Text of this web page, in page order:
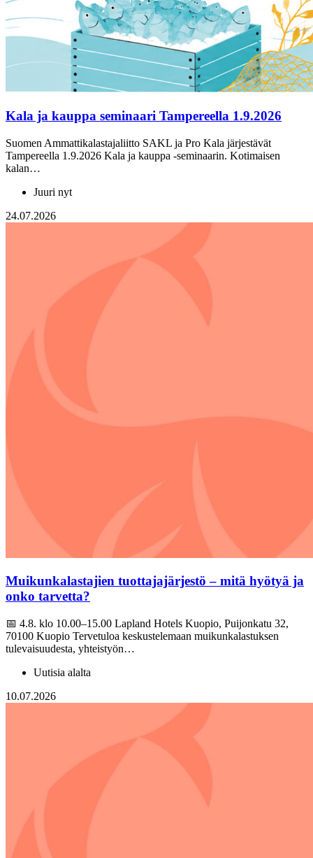
Kala ja kauppa seminaari Tampereella 1.9.2026
Suomen Ammattikalastajaliitto SAKL ja Pro Kala järjestävät
Tampereella 1.9.2026 Kala ja kauppa -seminaarin. Kotimaisen
kalan…
Juuri nyt
24.07.2026
Muikunkalastajien tuottajajärjestö – mitä hyötyä ja
onko tarvetta?
📅 4.8. klo 10.00–15.00 Lapland Hotels Kuopio, Puijonkatu 32,
70100 Kuopio Tervetuloa keskustelemaan muikunkalastuksen
tulevaisuudesta, yhteistyön…
Uutisia alalta
10.07.2026